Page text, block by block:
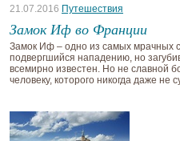
21.07.2016 Путешествия
Замок Иф во Франции
Замок Иф – одно из самых мрачных
подвергшийся нападению, но
всемирно известен. Но не славной
человеку, которого никогда даже не